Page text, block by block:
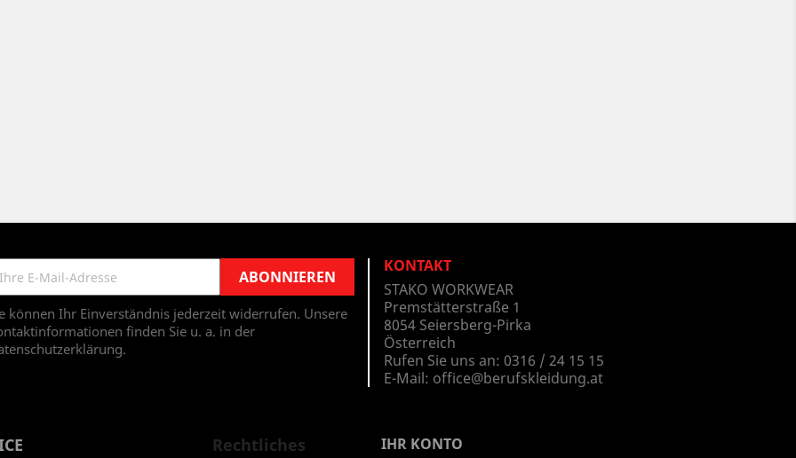
können Ihr Einverständnis jederzeit widerrufen. Unsere
finden Sie u. a. in der
KONTAKT
STAKO WORKWEAR
Premstätterstraße 1
8054 Seiersberg-Pirka
Österreich
Rufen Sie uns an: 0316 / 24 15 15
E-Mail: office@berufskleidung.at
Rechtliches IHR KONTO